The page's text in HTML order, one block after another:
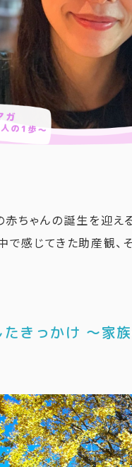
ちゃんの誕生を迎え
で感じてきた助産観、
きっかけ 〜家